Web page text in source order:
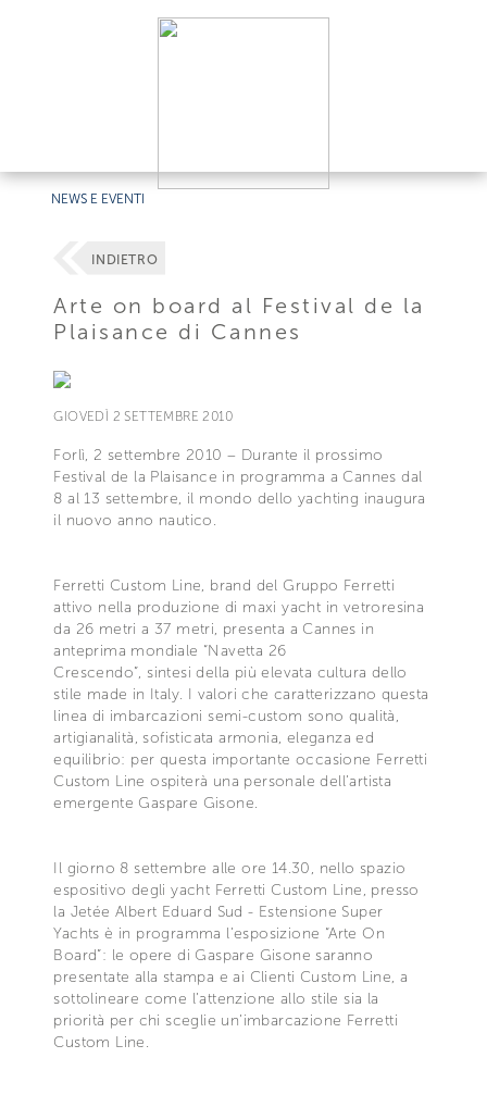
NEWS E EVENTI
INDIETRO
Arte on board al Festival de la
Plaisance di Cannes
GIOVEDÌ 2 SETTEMBRE 2010
Forlì, 2 settembre 2010 – Durante il prossimo
Festival de la Plaisance in programma a Cannes dal
8 al 13 settembre, il mondo dello yachting inaugura
il nuovo anno nautico.
Ferretti Custom Line, brand del Gruppo Ferretti
attivo nella produzione di maxi yacht in vetroresina
da 26 metri a 37 metri, presenta a Cannes in
anteprima mondiale “Navetta 26
Crescendo”, sintesi della più elevata cultura dello
stile made in Italy. I valori che caratterizzano questa
linea di imbarcazioni semi-custom sono qualità,
artigianalità, sofisticata armonia, eleganza ed
equilibrio: per questa importante occasione Ferretti
Custom Line ospiterà una personale dell’artista
emergente Gaspare Gisone.
Il giorno 8 settembre alle ore 14.30, nello spazio
espositivo degli yacht Ferretti Custom Line, presso
la Jetée Albert Eduard Sud - Estensione Super
Yachts è in programma l’esposizione “Arte On
Board”: le opere di Gaspare Gisone saranno
presentate alla stampa e ai Clienti Custom Line, a
sottolineare come l’attenzione allo stile sia la
priorità per chi sceglie un’imbarcazione Ferretti
Custom Line.